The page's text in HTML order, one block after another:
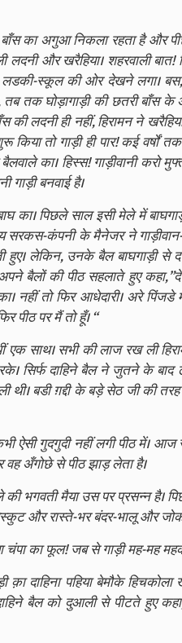
बाँस का अगुआ निकला रहता है और
लदनी और खरैहिया। शहरवाली
स्कूल की ओर देखने लगा। बस,
तक घोड़ागाड़ी की छतरी बाँस
की लदनी ही नहीं, हिरामन ने
तो गाड़ी ही पार! कई वर्षों
का। हिस्स! गाड़ीवानी करो
गाड़ी बनवाई है।
पिछले साल इसी मेले में
कंपनी के मैनेजर ने
हुए। लेकिन, उनके बैल बाघगाड़ी
बैलों की पीठ सहलाते हुए
नहीं तो फिर आधेदारी। अरे
पीठ पर मैं तो हूँ। “
एक साथ। सभी की लाज रख ली
दाहिने बैल ने जुतने के बाद
बडी ग़द्दी के बड़े सेठ जी की
ऐसी गुदगुदी नहीं लगी पीठ में।
अँगोछे से पीठ झाड़ लेता है।
की भगवती मैया उस पर प्रसन्न है।
और रास्ते-भर बंदर-भालू और
चंपा का फूल! जब से गाड़ी मह-मह
पहिया बेमौके हिचकोला
बैल को दुआली से पीटते हुए